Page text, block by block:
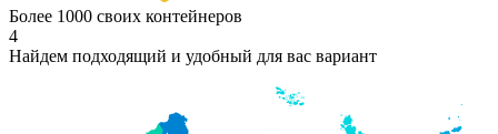
Более 1000 своих контейнеров
4
Найдем подходящий и удобный для вас вариант